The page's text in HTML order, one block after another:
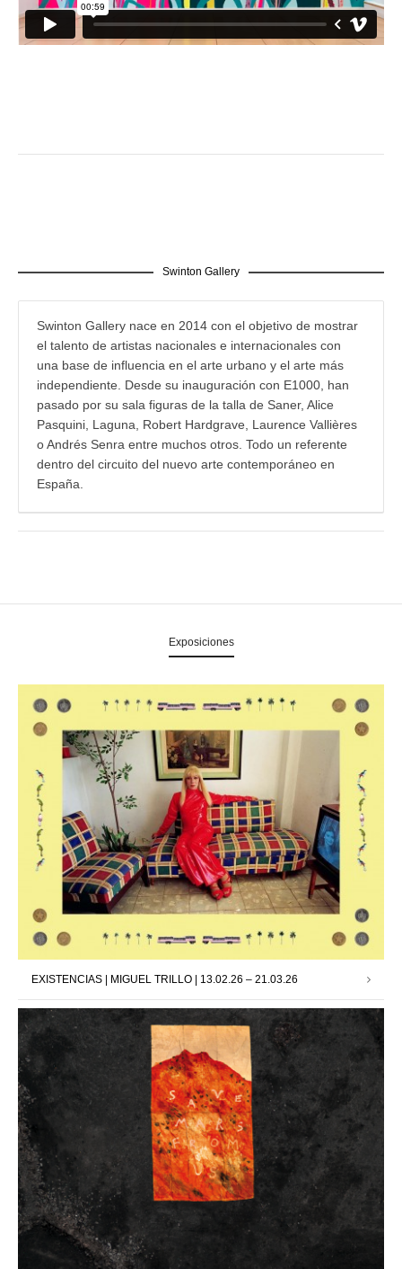
Swinton Gallery
Swinton Gallery nace en 2014 con el objetivo de mostrar
el talento de artistas nacionales e internacionales con
una base de influencia en el arte urbano y el arte más
independiente. Desde su inauguración con E1000, han
pasado por su sala figuras de la talla de Saner, Alice
Pasquini, Laguna, Robert Hardgrave, Laurence Vallières
o Andrés Senra entre muchos otros. Todo un referente
dentro del circuito del nuevo arte contemporáneo en
España.
Exposiciones
EXISTENCIAS | MIGUEL TRILLO | 13.02.26 – 21.03.26